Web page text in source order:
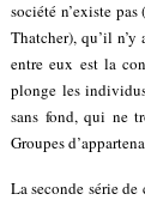
société n’existe pas
Thatcher), qu’il
entre eux est la
plonge les
sans fond, qui ne
Groupes
La seconde série